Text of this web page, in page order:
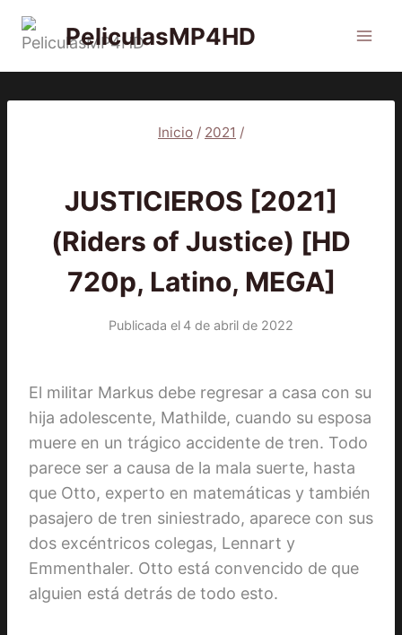
PeliculasMP4HD
Inicio / 2021 /
JUSTICIEROS [2021]
(Riders of Justice) [HD
720p, Latino, MEGA]
Publicada el 4 de abril de 2022
El militar Markus debe regresar a casa con su
hija adolescente, Mathilde, cuando su esposa
muere en un trágico accidente de tren. Todo
parece ser a causa de la mala suerte, hasta
que Otto, experto en matemáticas y también
pasajero de tren siniestrado, aparece con sus
dos excéntricos colegas, Lennart y
Emmenthaler. Otto está convencido de que
alguien está detrás de todo esto.